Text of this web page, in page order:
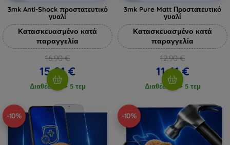
3mk Anti-Shock προστατευτικό
γυαλί
Κατασκευασμένο κατά
παραγγελία
16,90 €
15,21 €
Διαθέσιμο > 5 τεμ
3mk Pure Matt Προστατευτικό
γυαλί
Κατασκευασμένο κατά
παραγγελία
12,90 €
11,61 €
Διαθέσιμο > 5 τεμ
-10% -10%